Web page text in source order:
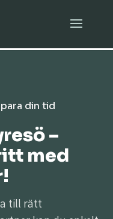
din tid
–
med
till rätt